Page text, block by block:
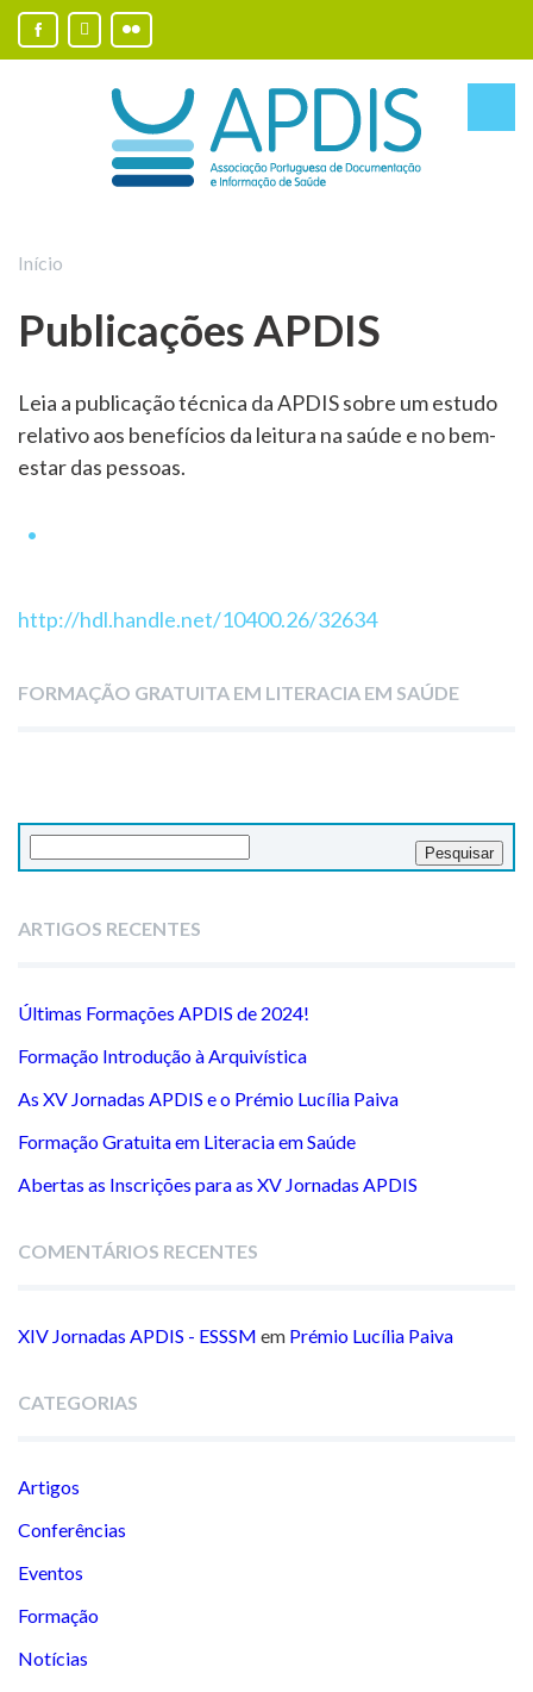
Início
Publicações APDIS
Leia a publicação técnica da APDIS sobre um estudo
relativo aos benefícios da leitura na saúde e no bem-
estar das pessoas.
http://hdl.handle.net/10400.26/32634
FORMAÇÃO GRATUITA EM LITERACIA EM SAÚDE
Pesquisar
por:
ARTIGOS RECENTES
Últimas Formações APDIS de 2024!
Formação Introdução à Arquivística
As XV Jornadas APDIS e o Prémio Lucília Paiva
Formação Gratuita em Literacia em Saúde
Abertas as Inscrições para as XV Jornadas APDIS
COMENTÁRIOS RECENTES
XIV Jornadas APDIS - ESSSM em Prémio Lucília Paiva
CATEGORIAS
Artigos
Conferências
Eventos
Formação
Notícias